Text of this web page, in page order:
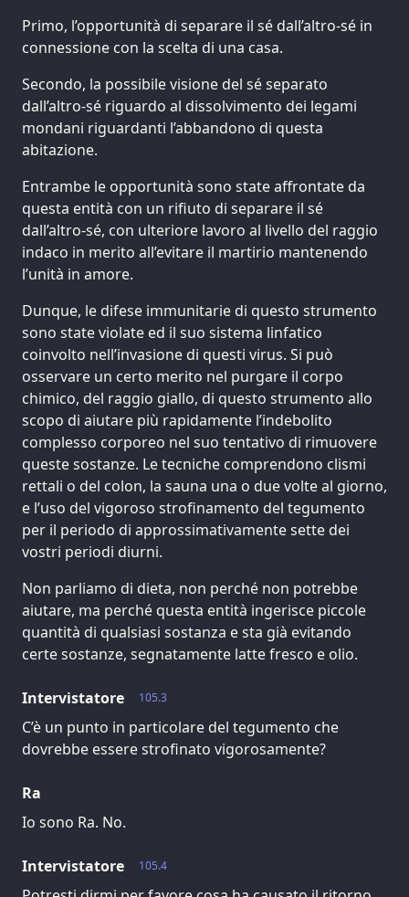
Primo, l’opportunità di separare il sé dall’altro-sé in
connessione con la scelta di una casa.
Secondo, la possibile visione del sé separato
dall’altro-sé riguardo al dissolvimento dei legami
mondani riguardanti l’abbandono di questa
abitazione.
Entrambe le opportunità sono state affrontate da
questa entità con un rifiuto di separare il sé
dall’altro-sé, con ulteriore lavoro al livello del raggio
indaco in merito all’evitare il martirio mantenendo
l’unità in amore.
Dunque, le difese immunitarie di questo strumento
sono state violate ed il suo sistema linfatico
coinvolto nell’invasione di questi virus. Si può
osservare un certo merito nel purgare il corpo
chimico, del raggio giallo, di questo strumento allo
scopo di aiutare più rapidamente l’indebolito
complesso corporeo nel suo tentativo di rimuovere
queste sostanze. Le tecniche comprendono clismi
rettali o del colon, la sauna una o due volte al giorno,
e l’uso del vigoroso strofinamento del tegumento
per il periodo di approssimativamente sette dei
vostri periodi diurni.
Non parliamo di dieta, non perché non potrebbe
aiutare, ma perché questa entità ingerisce piccole
quantità di qualsiasi sostanza e sta già evitando
certe sostanze, segnatamente latte fresco e olio.
105.3
Intervistatore
C’è un punto in particolare del tegumento che
dovrebbe essere strofinato vigorosamente?
Ra
Io sono Ra. No.
105.4
Intervistatore